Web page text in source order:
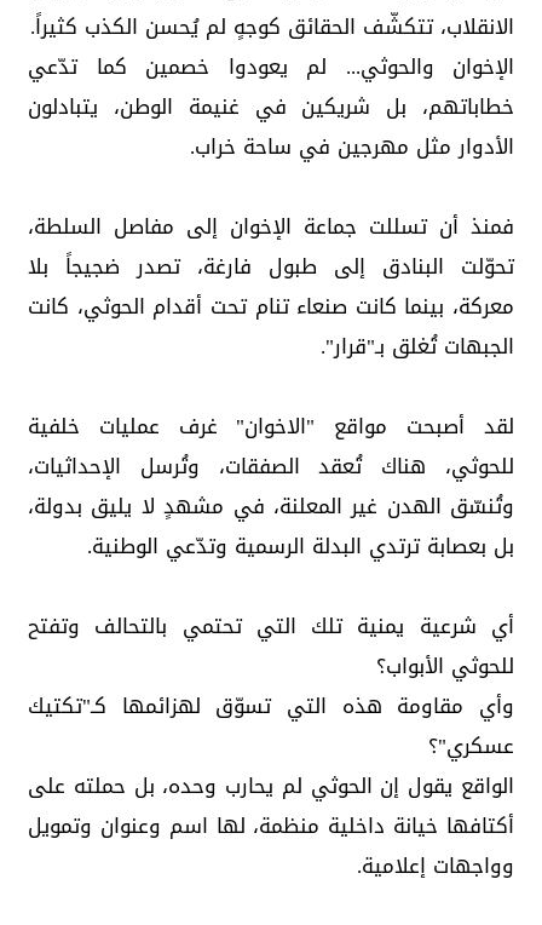
الانقلاب، تتكشّف الحقائق كوجهٍ لم يُحسن الكذب كثيراً.
الإخوان والحوثي... لم يعودوا خصمين كما تدّعي
خطاباتهم، بل شريكين في غنيمة الوطن، يتبادلون
الأدوار مثل مهرجين في ساحة خراب.
فمنذ أن تسللت جماعة الإخوان إلى مفاصل السلطة،
تحوّلت البنادق إلى طبول فارغة، تصدر ضجيجاً بلا
معركة، بينما كانت صنعاء تنام تحت أقدام الحوثي، كانت
الجبهات تُغلق بـ"قرار".
لقد أصبحت مواقع "الاخوان" غرف عمليات خلفية
للحوثي، هناك تُعقد الصفقات، وتُرسل الإحداثيات،
وتُنسّق الهدن غير المعلنة، في مشهدٍ لا يليق بدولة،
بل بعصابة ترتدي البدلة الرسمية وتدّعي الوطنية.
أي شرعية يمنية تلك التي تحتمي بالتحالف وتفتح
للحوثي الأبواب؟
وأي مقاومة هذه التي تسوّق لهزائمها كـ"تكتيك
عسكري"؟
الواقع يقول إن الحوثي لم يحارب وحده، بل حملته على
أكتافها خيانة داخلية منظمة، لها اسم وعنوان وتمويل
وواجهات إعلامية.